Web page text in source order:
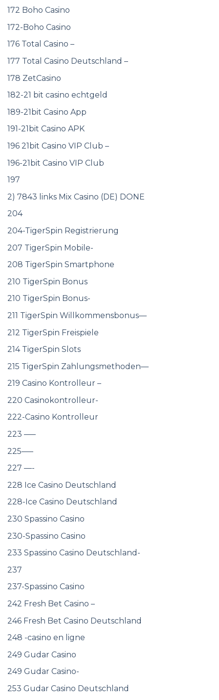
172 Boho Casino
172-Boho Casino
176 Total Casino –
177 Total Casino Deutschland –
178 ZetCasino
182-21 bit casino echtgeld
189-21bit Casino App
191-21bit Casino APK
196 21bit Casino VIP Club –
196-21bit Casino VIP Club
197
2) 7843 links Mix Casino (DE) DONE
204
204-TigerSpin Registrierung
207 TigerSpin Mobile-
208 TigerSpin Smartphone
210 TigerSpin Bonus
210 TigerSpin Bonus-
211 TigerSpin Willkommensbonus—
212 TigerSpin Freispiele
214 TigerSpin Slots
215 TigerSpin Zahlungsmethoden—
219 Casino Kontrolleur –
220 Casinokontrolleur-
222-Casino Kontrolleur
223 —–
225—–
227 —-
228 Ice Casino Deutschland
228-Ice Casino Deutschland
230 Spassino Casino
230-Spassino Casino
233 Spassino Casino Deutschland-
237
237-Spassino Casino
242 Fresh Bet Casino –
246 Fresh Bet Casino Deutschland
248 -casino en ligne
249 Gudar Casino
249 Gudar Casino-
253 Gudar Casino Deutschland